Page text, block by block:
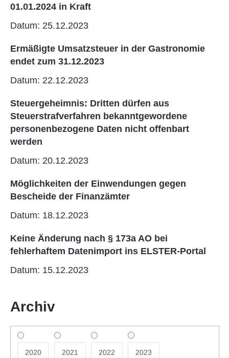
01.01.2024 in Kraft
Datum: 25.12.2023
Ermäßigte Umsatzsteuer in der Gastronomie
endet zum 31.12.2023
Datum: 22.12.2023
Steuergeheimnis: Dritten dürfen aus
Steuerstrafverfahren bekanntgewordene
personenbezogene Daten nicht offenbart
werden
Datum: 20.12.2023
Möglichkeiten der Einwendungen gegen
Bescheide der Finanzämter
Datum: 18.12.2023
Keine Änderung nach § 173a AO bei
fehlerhaftem Datenimport ins ELSTER-Portal
Datum: 15.12.2023
Archiv
2020 2021 2022 2023